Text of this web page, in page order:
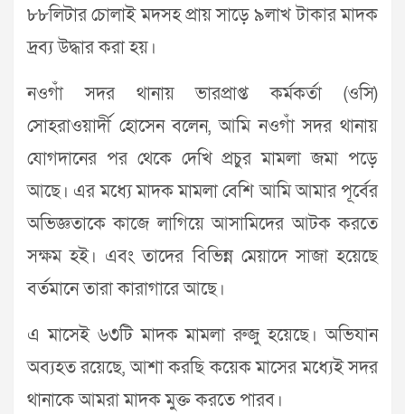
৮৮লিটার চোলাই মদসহ প্রায় সাড়ে ৯লাখ টাকার মাদক
দ্রব্য উদ্ধার করা হয়।
নওগাঁ সদর থানায় ভারপ্রাপ্ত কর্মকর্তা (ওসি)
সোহরাওয়ার্দী হোসেন বলেন, আমি নওগাঁ সদর থানায়
যোগদানের পর থেকে দেখি প্রচুর মামলা জমা পড়ে
আছে। এর মধ্যে মাদক মামলা বেশি আমি আমার পূর্বের
অভিজ্ঞতাকে কাজে লাগিয়ে আসামিদের আটক করতে
সক্ষম হই। এবং তাদের বিভিন্ন মেয়াদে সাজা হয়েছে
বর্তমানে তারা কারাগারে আছে।
এ মাসেই ৬৩টি মাদক মামলা রুজু হয়েছে। অভিযান
অব্যহত রয়েছে, আশা করছি কয়েক মাসের মধ্যেই সদর
থানাকে আমরা মাদক মুক্ত করতে পারব।